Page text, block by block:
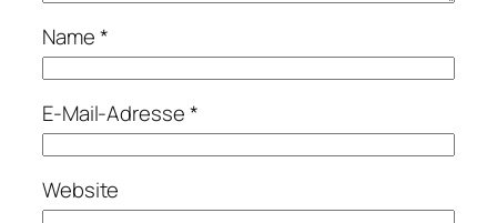
Name*
E-Mail-Adresse*
Website